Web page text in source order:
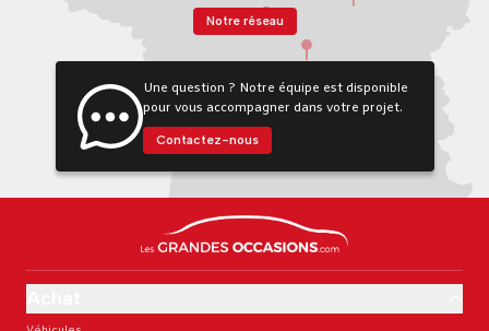
Notre réseau
Une question ? Notre équipe est disponible
pour vous accompagner dans votre projet.
Contactez-nous